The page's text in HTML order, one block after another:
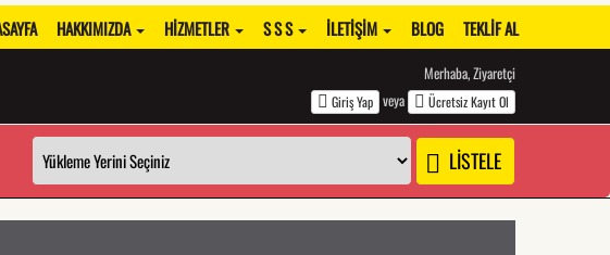
HAKKIMIZDA HIZMETLER S S S İLETIŞIM BLOG TEKLIF AL
Merhaba, Ziyaretçi
Giriş Yap veya Ücretsiz Kayıt Ol
LİSTELE